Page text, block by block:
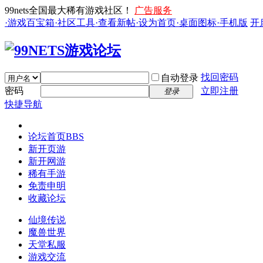
99nets全国最大稀有游戏社区！
广告服务
·游戏百宝箱·社区工具·查看新帖·设为首页·桌面图标·手机版 开
自动登录 找回密码
密码
登录
立即注册
快捷导航
论坛首页BBS
新开页游
新开网游
稀有手游
免责申明
收藏论坛
仙境传说
魔兽世界
天堂私服
游戏交流